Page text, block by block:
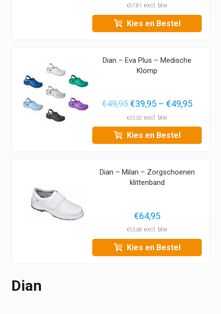
€57,81
Kies en Bestel
Dian – Eva Plus – Medische
Klomp
€49,95 Oorspronkelijke
prijs
was:
€49,95.
€39,95 – €49,95
tot
€49,95
is:
€39,95
€39,95
€33,02
Kies en Bestel
Dian – Milan – Zorgschoenen
klittenband
€64,95
€53,68
Kies en Bestel
Dian